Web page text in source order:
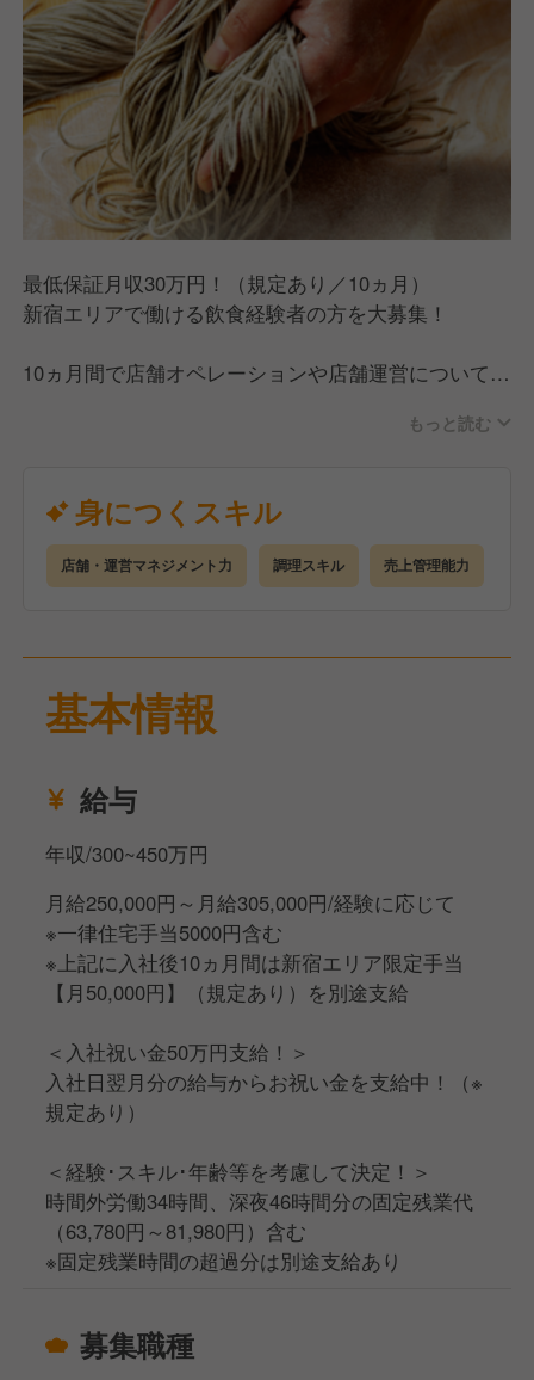
アアップが可能な環境をご用意しています！
最低保証月収30万円！（規定あり／10ヵ月）
新宿エリアで働ける飲食経験者の方を大募集！
10ヵ月間で店舗オペレーションや店舗運営について経
明確な評価制度があり、定期的に昇格試験があるの
昇格後には賞与支給（年2回）あり。今年度賞与支給
額は前年より平均50％アップを予定しています。
※最低保証月収は10ヶ月間、既定の手当を支給するこ
る形となります。
もっと読む
身につくスキル
店舗・運営マネジメント力 調理スキル 売上管理能力
基本情報
給与
年収/300~450万円
月給250,000円～月給305,000円/経験に応じて
※一律住宅手当5000円含む
※上記に入社後10ヵ月間は新宿エリア限定手当
【月50,000円】（規定あり）を別途支給
＜入社祝い金50万円支給！＞
入社日翌月分の給与からお祝い金を支給中！（※
規定あり）
＜経験･スキル･年齢等を考慮して決定！＞
時間外労働34時間、深夜46時間分の固定残業代
（63,780円～81,980円）含む
※固定残業時間の超過分は別途支給あり
募集職種